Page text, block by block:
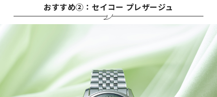
おすすめ②：セイコー プレザージュ